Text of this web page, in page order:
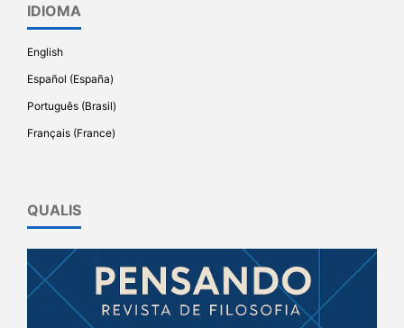
IDIOMA
English
Español (España)
Português (Brasil)
Français (France)
QUALIS